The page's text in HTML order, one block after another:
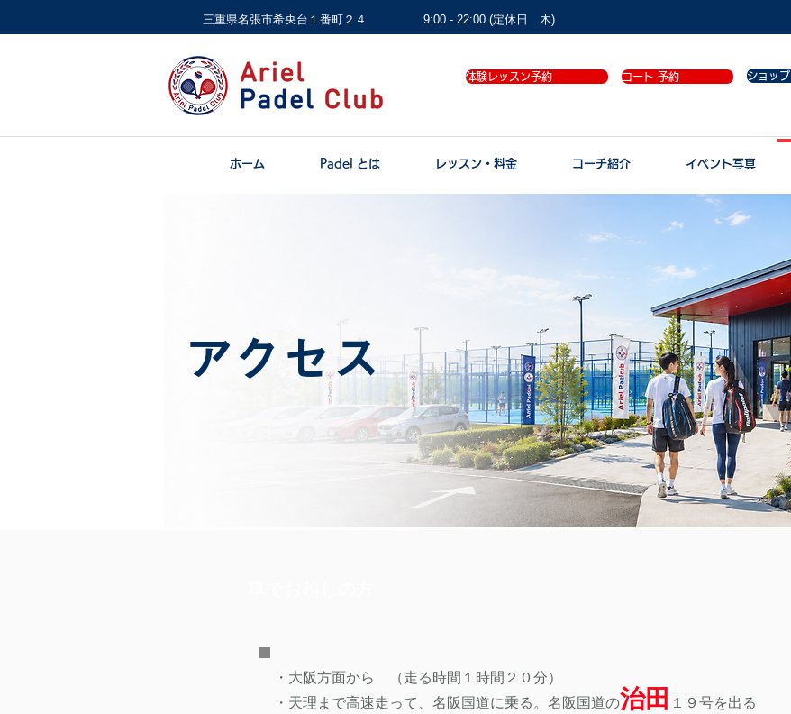
ホーム Padel とは レッスン・料金 コーチ紹介 イベント写真
​三重県名張市希央台１番町２４ 9:00 - 22:00 (定休日 木)
体験レッスン予約 コート 予約 ショップ
​アクセス
・大阪⽅⾯から （走る時間１時間２０分）
・天理まで高速走って、名阪国道に乗る。名阪国道の治田 １９ 号を出る